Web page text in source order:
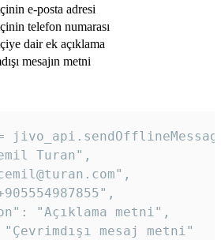
e-posta adresi
telefon numarası
dair ek açıklama
mesajın metni
Turan",
"Açıklama metni",
mesaj metni"